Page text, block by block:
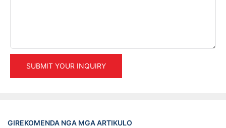
SUBMIT YOUR INQUIRY
GIREKOMENDA NGA MGA ARTIKULO